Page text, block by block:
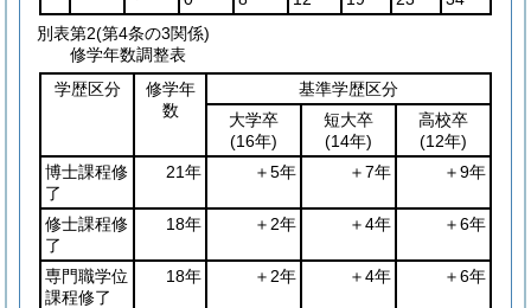
別表第2(第4条の3関係)
修学年数調整表
学歴区分
修学年
数
基準学歴区分
大学卒
(16年)
短大卒
(14年)
高校卒
(12年)
博士課程修
了
21年 ＋5年 ＋7年 ＋9年
修士課程修
了
18年 ＋2年 ＋4年 ＋6年
専門職学位
課程修了
18年 ＋2年 ＋4年 ＋6年